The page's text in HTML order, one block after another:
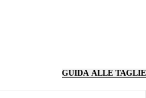
GUIDA ALLE TAGLIE